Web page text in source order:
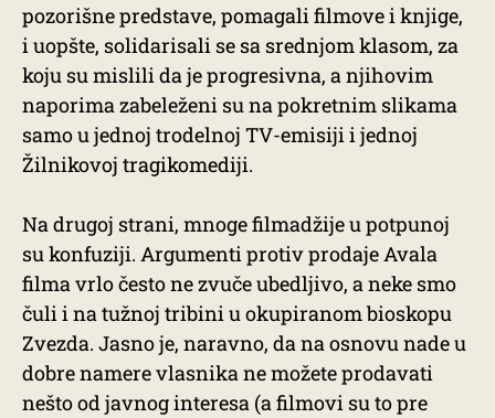
pozorišne predstave, pomagali filmove i knjige,
i uopšte, solidarisali se sa srednjom klasom, za
koju su mislili da je progresivna, a njihovim
naporima zabeleženi su na pokretnim slikama
samo u jednoj trodelnoj TV-emisiji i jednoj
Žilnikovoj tragikomediji.
Na drugoj strani, mnoge filmadžije u potpunoj
su konfuziji. Argumenti protiv prodaje Avala
filma vrlo često ne zvuče ubedljivo, a neke smo
čuli i na tužnoj tribini u okupiranom bioskopu
Zvezda. Jasno je, naravno, da na osnovu nade u
dobre namere vlasnika ne možete prodavati
nešto od javnog interesa (a filmovi su to pre